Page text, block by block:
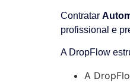
Contratar
profissional e
A DropFlow
A